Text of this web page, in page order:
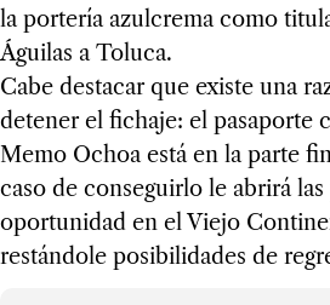
la portería azulcrema como
Águilas a Toluca.
Cabe destacar que existe una
detener el fichaje: el pasaporte
Memo Ochoa está en la parte
caso de conseguirlo le abrirá
oportunidad en el Viejo
restándole posibilidades de